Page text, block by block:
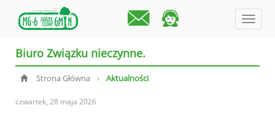
menu
Biuro Związku nieczynne.
Strona Główna › Aktualności
czwartek, 28 maja 2026